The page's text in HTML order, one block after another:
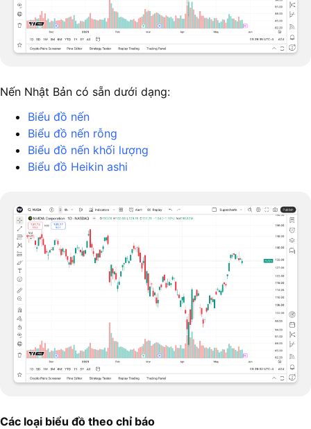
Nến Nhật Bản có sẵn dưới dạng:
Biểu đồ nến
Biểu đồ nến rỗng
Biểu đồ nến khối lượng
Biểu đồ Heikin ashi
Các loại biểu đồ theo chỉ báo